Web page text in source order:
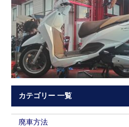
カテゴリー 一覧
廃車方法